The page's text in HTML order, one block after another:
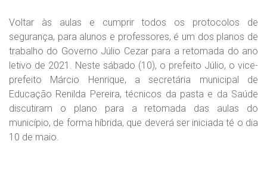
Voltar às aulas e cumprir todos os protocolos de
segurança, para alunos e professores, é um dos planos de
trabalho do Governo Júlio Cezar para a retomada do ano
letivo de 2021. Neste sábado (10), o prefeito Júlio, o vice-
prefeito Márcio Henrique, a secretária municipal de
Educação Renilda Pereira, técnicos da pasta e da Saúde
discutiram o plano para a retomada das aulas do
município, de forma híbrida, que deverá ser iniciada té o dia
10 de maio.